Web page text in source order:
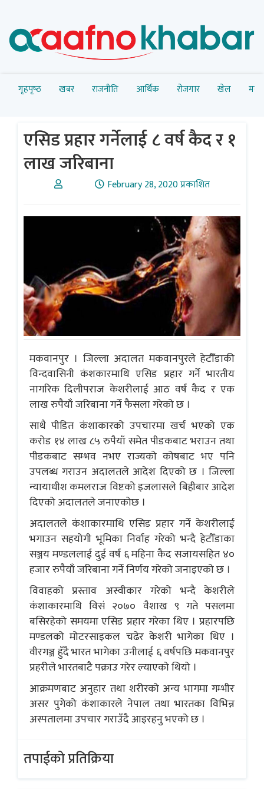
गृहपृष्‍ठ खबर राजनीति आर्थिक रोजगार खेल
एसिड प्रहार गर्नेलाई ८ वर्ष कैद र १
लाख जरिबाना
February 28, 2020 प्रकाशित
मकवानपुर । जिल्ला अदालत मकवानपुरले हेटौँडाकी
विन्दवासिनी कंशकारमाथि एसिड प्रहार गर्ने भारतीय
नागरिक दिलीपराज केशरीलाई आठ वर्ष कैद र एक
लाख रुपैयाँ जरिबाना गर्ने फैसला गरेको छ ।
साथै पीडित कंशाकारको उपचारमा खर्च भएको एक
करोड १४ लाख ८५ रुपैयाँ समेत पीडकबाट भराउन तथा
पीडकबाट सम्भव नभए राज्यको कोषबाट भए पनि
उपलब्ध गराउन अदालतले आदेश दिएको छ । जिल्ला
न्यायाधीश कमलराज विष्टको इजलासले बिहीबार आदेश
दिएको अदालतले जनाएकोछ ।
अदालतले कंशाकारमाथि एसिड प्रहार गर्ने केशरीलाई
भगाउन सहयोगी भूमिका निर्वाह गरेको भन्दै हेटौँडाका
सञ्जय मण्डललाई दुई वर्ष ६ महिना कैद सजायसहित ४०
हजार रुपैयाँ जरिबाना गर्ने निर्णय गरेको जनाइएको छ ।
विवाहको प्रस्ताव अस्वीकार गरेको भन्दै केशरीले
कंशाकारमाथि विसं २०७० वैशाख ९ गते पसलमा
बसिरहेको समयमा एसिड प्रहार गरेका थिए । प्रहारपछि
मण्डलको मोटरसाइकल चढेर केशरी भागेका थिए ।
वीरगञ्ज हुँदै भारत भागेका उनीलाई ६ वर्षपछि मकवानपुर
प्रहरीले भारतबाटै पक्राउ गरेर ल्याएको थियो ।
आक्रमणबाट अनुहार तथा शरीरको अन्य भागमा गम्भीर
असर पुगेको कंशाकारले नेपाल तथा भारतका विभिन्न
अस्पतालमा उपचार गराउँदै आइरहनु भएको छ ।
तपाईको प्रतिक्रिया